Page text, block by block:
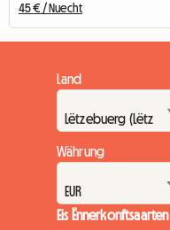
45 € / Nuecht
Land
Währung
Eis Ënnerkonftsaarten